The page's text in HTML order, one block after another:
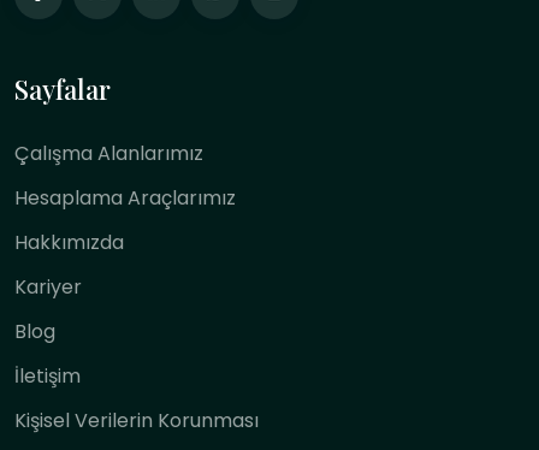
Sayfalar
Çalışma Alanlarımız
Hesaplama Araçlarımız
Hakkımızda
Kariyer
Blog
İletişim
Kişisel Verilerin Korunması